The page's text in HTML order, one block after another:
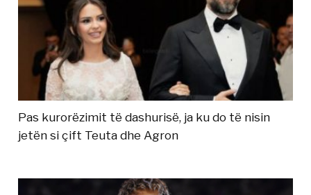
Pas kurorëzimit të dashurisë, ja ku do të nisin
jetën si çift Teuta dhe Agron